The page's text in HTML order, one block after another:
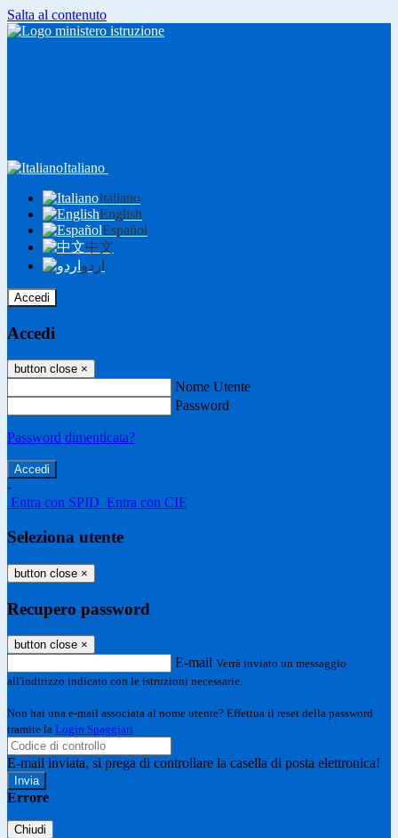
Salta al contenuto
Italiano
Italiano
English
Español
中文
اردو
Accedi
Accedi
button close ×
Nome Utente
Password
Password dimenticata?
-
Entra con SPID Entra con CIE
Seleziona utente
button close ×
Recupero password
button close ×
E-mail Verrà inviato un messaggio
all'indirizzo indicato con le istruzioni necessarie.
Non hai una e-mail associata al nome utente? Effettua il reset della password
tramite la Login Spaggiari
E-mail inviata, si prega di controllare la casella di posta elettronica!
Errore
Chiudi